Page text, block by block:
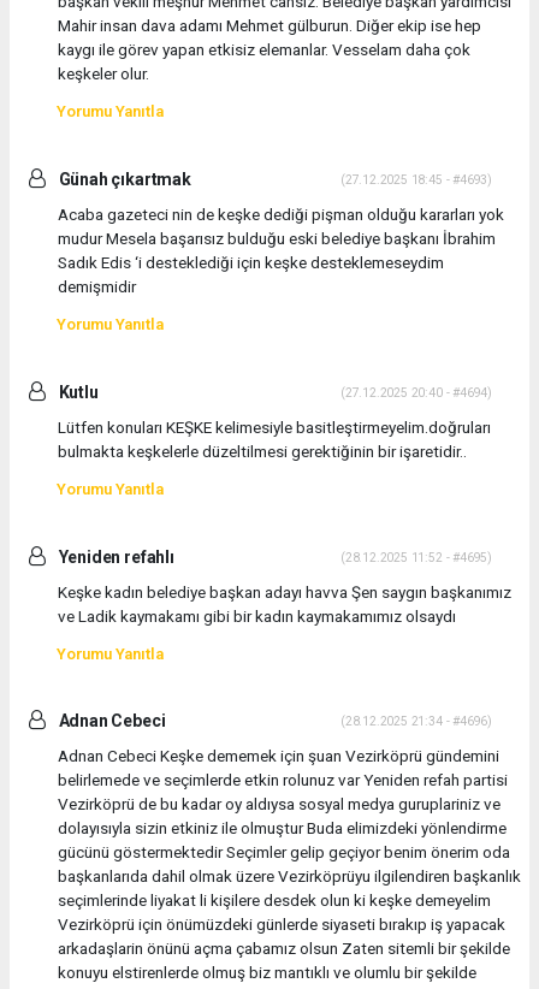
Mahir insan dava adamı Mehmet gülburun. Diğer ekip ise hep
kaygı ile görev yapan etkisiz elemanlar. Vesselam daha çok
keşkeler olur.
Yorumu Yanıtla
Günah çıkartmak (27.12.2025 18:45 - #4693)
Acaba gazeteci nin de keşke dediği pişman olduğu kararları yok
mudur Mesela başarısız bulduğu eski belediye başkanı İbrahim
Sadık Edis ‘i desteklediği için keşke desteklemeseydim
demişmidir
Yorumu Yanıtla
Kutlu (27.12.2025 20:40 - #4694)
Lütfen konuları KEŞKE kelimesiyle basitleştirmeyelim.doğruları
bulmakta keşkelerle düzeltilmesi gerektiğinin bir işaretidir..
Yorumu Yanıtla
Yeniden refahlı (28.12.2025 11:52 - #4695)
Keşke kadın belediye başkan adayı havva Şen saygın başkanımız
ve Ladik kaymakamı gibi bir kadın kaymakamımız olsaydı
Yorumu Yanıtla
Adnan Cebeci (28.12.2025 21:34 - #4696)
Adnan Cebeci Keşke dememek için şuan Vezirköprü gündemini
belirlemede ve seçimlerde etkin rolunuz var Yeniden refah partisi
Vezirköprü de bu kadar oy aldıysa sosyal medya guruplariniz ve
dolayısıyla sizin etkiniz ile olmuştur Buda elimizdeki yönlendirme
gücünü göstermektedir Seçimler gelip geçiyor benim önerim oda
başkanlarıda dahil olmak üzere Vezirköprüyu ilgilendiren başkanlık
seçimlerinde liyakat li kişilere desdek olun ki keşke demeyelim
Vezirköprü için önümüzdeki günlerde siyaseti bırakıp iş yapacak
arkadaşlarin önünü açma çabamız olsun Zaten sitemli bir şekilde
konuyu elstirenlerde olmuş biz mantıklı ve olumlu bir şekilde